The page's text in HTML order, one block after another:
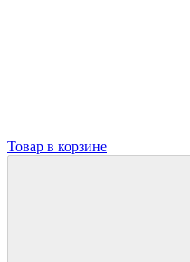
Товар в корзине